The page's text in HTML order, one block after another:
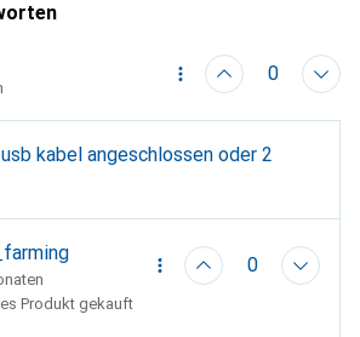
0
kabel angeschlossen oder 2
0
Produkt gekauft